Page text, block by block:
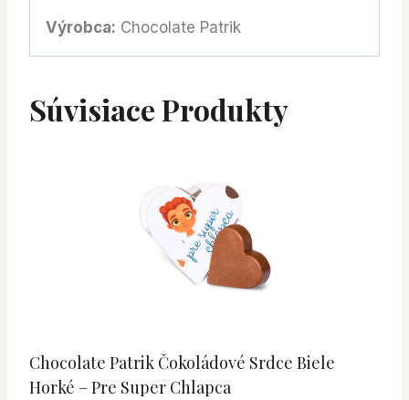
Výrobca: Chocolate Patrik
Súvisiace Produkty
Chocolate Patrik Čokoládové Srdce Biele
Horké – Pre Super Chlapca